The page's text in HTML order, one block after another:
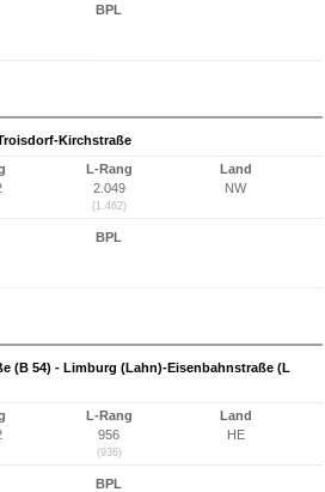
BPL
Kirchstraße
L-Rang
2.049
(1.462)
Land
NW
BPL
(B 54) - Limburg (Lahn)-Eisenbahnstraße (L
L-Rang
956
(936)
Land
HE
BPL